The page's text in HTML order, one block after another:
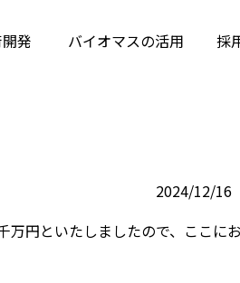
発 バイオマスの活用 採
2024/12/16
円といたしましたので、ここに